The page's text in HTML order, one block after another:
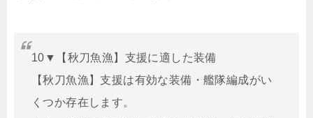
10▼【秋刀魚漁】支援に適した装備
【秋刀魚漁】支援は有効な装備・艦隊編成がい
くつか存在します。